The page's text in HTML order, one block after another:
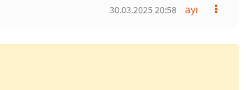
ayı
30.03.2025 20:58